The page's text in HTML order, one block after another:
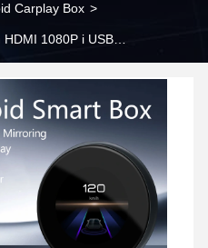
Carplay Box >
1080P i USB